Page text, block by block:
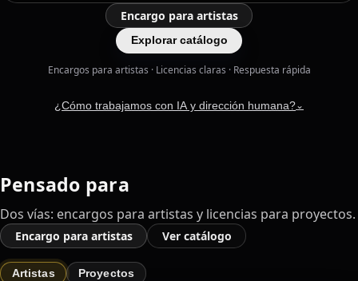
Encargo para artistas
Explorar catálogo
Encargos para artistas · Licencias claras · Respuesta rápida
¿Cómo trabajamos con IA y dirección humana?⌄
Pensado para
Dos vías: encargos para artistas y licencias para proyectos.
Encargo para artistas Ver catálogo
Artistas Proyectos